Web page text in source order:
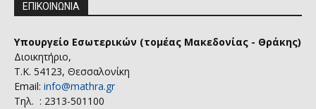
ΕΠΙΚΟΙΝΩΝΙΑ
Υπουργείο Εσωτερικών (τομέας Μακεδονίας - Θράκης)
Διοικητήριο,
Τ.Κ. 54123, Θεσσαλονίκη
Email: info@mathra.gr
Τηλ. : 2313-501100